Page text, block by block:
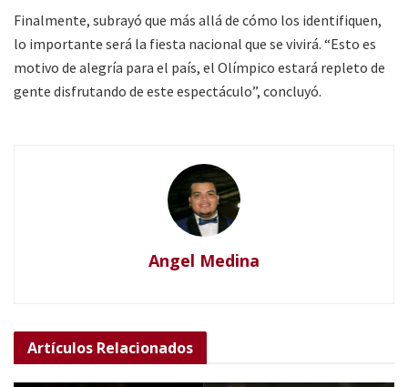
Finalmente, subrayó que más allá de cómo los identifiquen,
lo importante será la fiesta nacional que se vivirá. “Esto es
motivo de alegría para el país, el Olímpico estará repleto de
gente disfrutando de este espectáculo”, concluyó.
Angel Medina
Artículos Relacionados